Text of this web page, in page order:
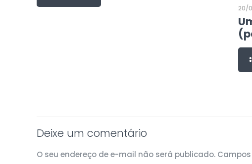
20/
Deixe um comentário
O seu endereço de e-mail não será publicado.